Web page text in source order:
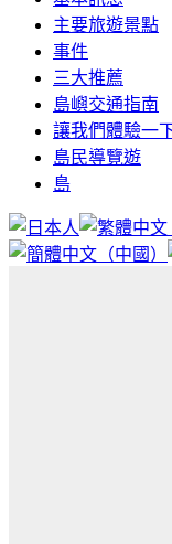
主要旅遊景點
事件
三大推薦
島嶼交通指南
讓我們體驗一
島民導覽遊
島